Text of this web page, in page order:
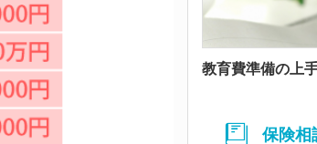
教育費準備の上
保険相